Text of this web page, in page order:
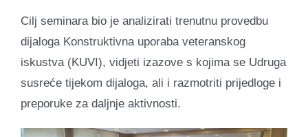
Cilj seminara bio je analizirati trenutnu provedbu
dijaloga Konstruktivna uporaba veteranskog
iskustva (KUVI), vidjeti izazove s kojima se Udruga
susreće tijekom dijaloga, ali i razmotriti prijedloge i
preporuke za daljnje aktivnosti.